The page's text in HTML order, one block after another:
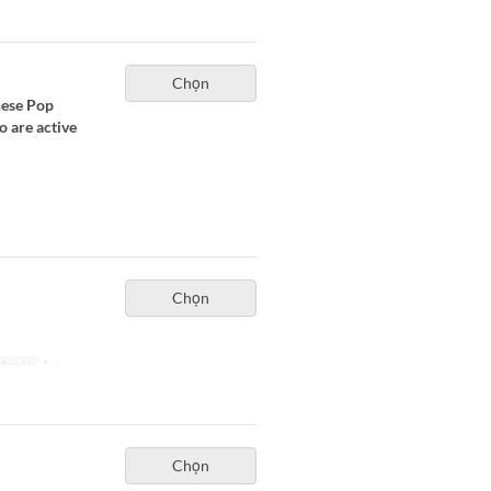
Chọn
Pop
are active
Chọn
món 1 ~
Chọn